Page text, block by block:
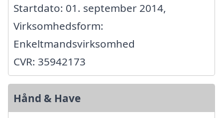
Startdato: 01. september 2014,
Virksomhedsform:
Enkeltmandsvirksomhed
CVR: 35942173
Hånd & Have